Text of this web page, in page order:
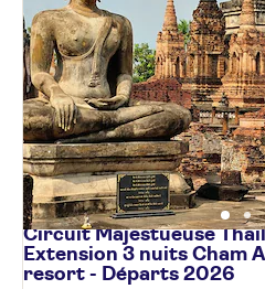
Circuit Majestueuse
Extension 3 nuits Cham
resort - Départs 2026